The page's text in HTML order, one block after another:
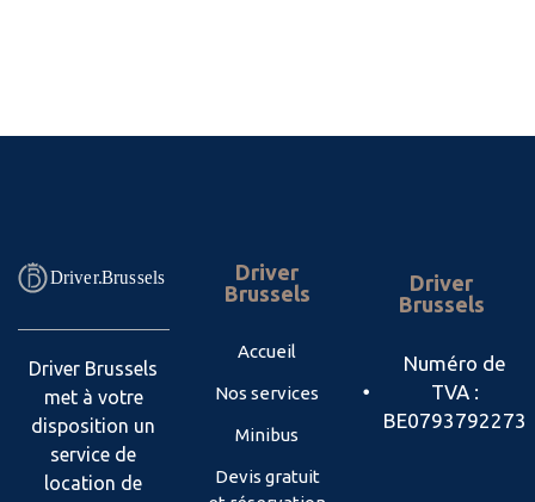
Driver Brussels
met à votre
disposition un
service de
location de
Driver
Brussels
Accueil
Nos services
Minibus
Devis gratuit
Driver
Brussels
Numéro de
TVA :
BE0793792273